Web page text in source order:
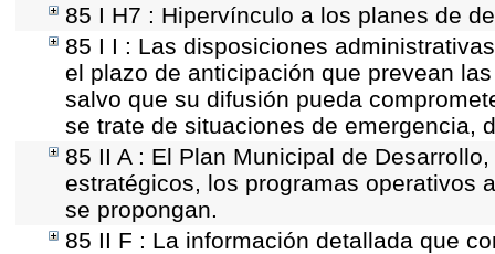
85 I H7 : Hipervínculo a los planes de
85 I I : Las disposiciones
el plazo de anticipación que prevean
salvo que su difusión pueda
se trate de situaciones de emergencia,
85 II A : El Plan Municipal de
estratégicos, los programas operativos
se propongan.
85 II F : La información detallada que